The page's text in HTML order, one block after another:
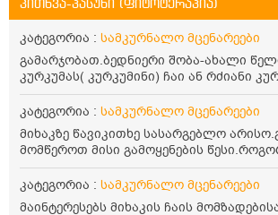
კითხვა-პასუხი (ფიტოტერაპია)
კატეგორია : სამკურნალო მცენარეები
გამარჯობათ.ბედნიერი შობა-ახალი
კურკუმას( კურკუმინი) ჩაი ან რძიანი
წესი. მაინტერესებდა და წავიკითხე
კურკუმას გააჩნია ანთების
დამამშვიდებელი და ანტიოქსიდანტური
უნდა მივიღოთო ცხიმთან და შავ
ეფექტურობის მიზნით. 1) პირველი
როგორ მივიღო კურკუმას ჩაი?
შემდეგ? თბილი წყალი უნდა დავასხათ
წავიკითხე რომ კურკუმას თუ
კატეგორია : სამკურნალო მცენარეები
მიხაკზე წავიკითხე სასარგებლო
მომწეროთ მისი გამოყენების
მიხაკის ჩაი. ასევე მაინტერესებს
ოდნავ დაბალი და წავიკითხე
მაღლა წევსო და ასეა?
კატეგორია : სამკურნალო მცენარეები
მაინტერესებს მიხაკის ჩაის